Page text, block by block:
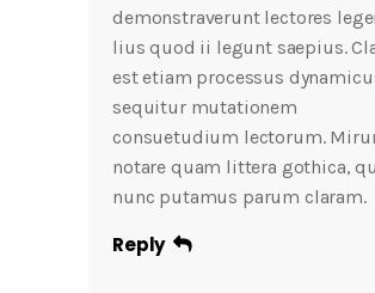
demonstraverunt lectores
lius quod ii legunt saepius.
est etiam processus
sequitur mutationem
consuetudium lectorum.
notare quam littera gothica,
nunc putamus parum claram.
Reply